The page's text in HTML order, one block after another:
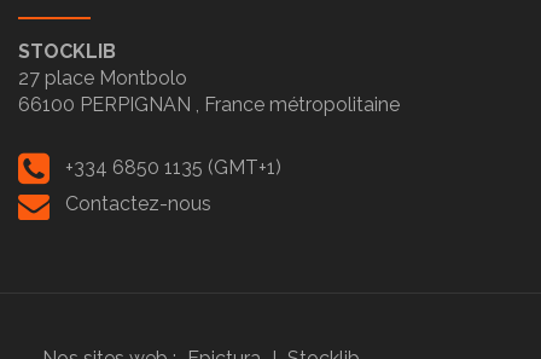
STOCKLIB
27 place Montbolo
66100 PERPIGNAN , France métropolitaine
+334 6850 1135 (GMT+1)
Contactez-nous